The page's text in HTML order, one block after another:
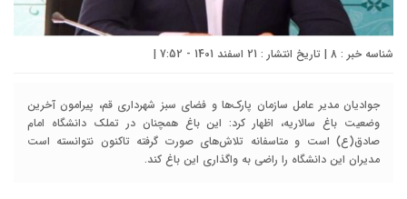
شناسه خبر : 8 | تاریخ انتشار : 21 اسفند 1401 - 7:52 |
جوادیان مدیر عامل سازمان پارک‌ها و فضای سبز شهرداری قم، پیرامون آخرین
وضعیت باغ سالاریه، اظهار کرد: این باغ همچنان در تملک دانشگاه امام
صادق(ع) است و متاسفانه تلاش‌های صورت گرفته تاکنون نتوانسته است
مدیران این دانشگاه را راضی به واگذاری این باغ کند.